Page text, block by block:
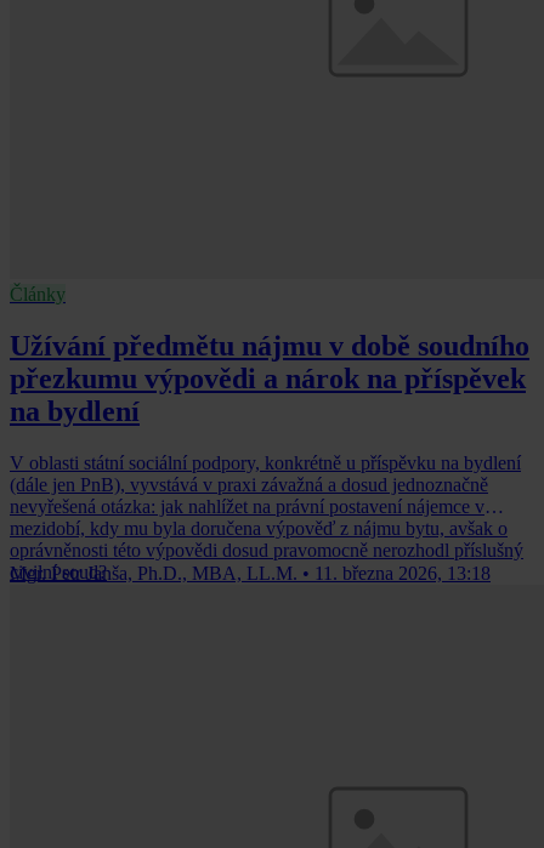
Články
Užívání předmětu nájmu v době soudního
přezkumu výpovědi a nárok na příspěvek
na bydlení
V oblasti státní sociální podpory, konkrétně u příspěvku na bydlení
(dále jen PnB), vyvstává v praxi závažná a dosud jednoznačně
nevyřešená otázka: jak nahlížet na právní postavení nájemce v
mezidobí, kdy mu byla doručena výpověď z nájmu bytu, avšak o
oprávněnosti této výpovědi dosud pravomocně nerozhodl příslušný
civilní soud?
Mgr. Petr Janša, Ph.D., MBA, LL.M. • 11. března 2026, 13:18